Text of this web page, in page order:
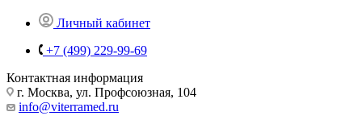
Личный кабинет
+7 (499) 229-99-69
Контактная информация
г. Москва, ул. Профсоюзная, 104
info@viterramed.ru